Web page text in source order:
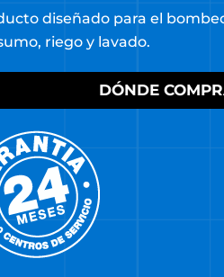
MECÁNICA
COMET
diseñado para el
riego y lavado.
DÓNDE